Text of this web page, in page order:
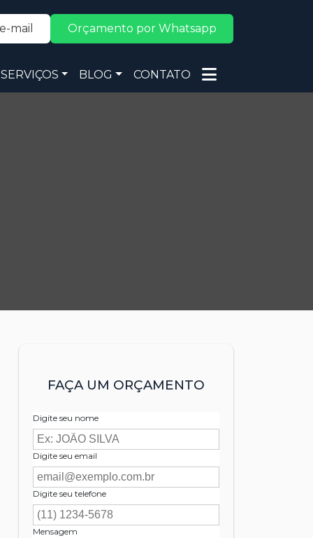
mail Orçamento por Whatsapp
SERVIÇOS BLOG CONTATO
FAÇA UM ORÇAMENTO
Digite seu nome
Digite seu email
Digite seu telefone
Mensagem